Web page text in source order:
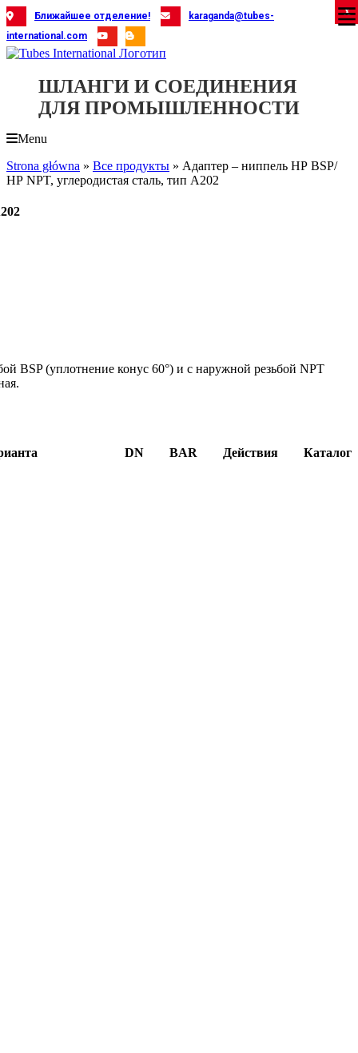
Skip
to
content
Ближайшее отделение!
karaganda@tubes-
international.com
ШЛАНГИ И СОЕДИНЕНИЯ
ДЛЯ ПРОМЫШЛЕННОСТИ
Menu
Strona główna » Все продукты » Адаптер – ниппель НР BSP/
НР NPT, углеродистая сталь, тип A202
BSP (уплотнение конус 60°) и с наружной резьбой NPT
DN BAR Действия Каталог
X
X
X
X
X
X
X
X
X
X
X
X
X
X
X
X
X
X
X